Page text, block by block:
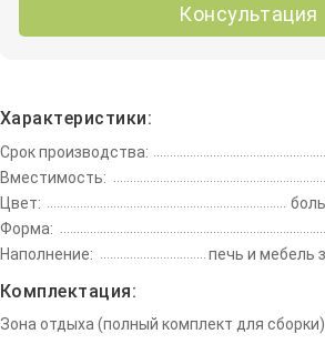
Консультация
Характеристики:
Срок производства:
Вместимость:
Цвет:
Форма:
Наполнение:
печь и мебель
Комплектация:
Зона отдыха (полный комплект для сборки)